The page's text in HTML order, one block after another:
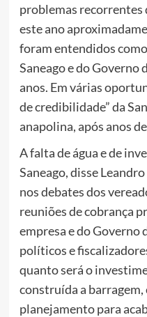
problemas recorrentes
este ano
foram entendidos
Saneago e do Governo
anos. Em várias
de credibilidade” da
anapolina, após anos
A falta de água e de
Saneago, disse
nos debates dos
reuniões de cobrança
empresa e do Governo
políticos e
quanto será o
construída a barragem,
planejamento para